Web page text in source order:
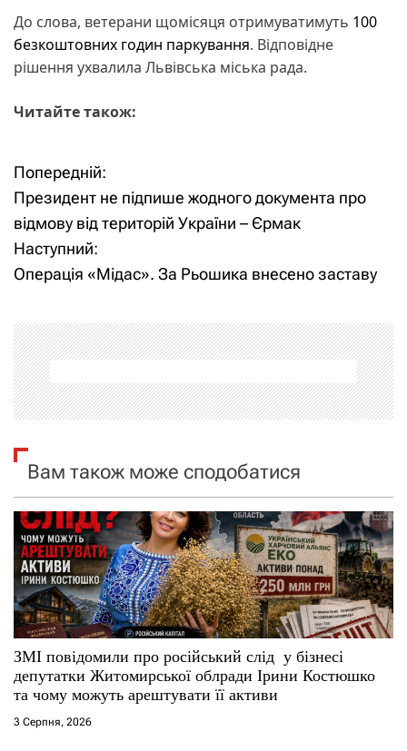
До слова, ветерани щомісяця отримуватимуть 100
безкоштовних годин паркування. Відповідне
рішення ухвалила Львівська міська рада.
Читайте також:
Н
а
в
г
а
ц
і
я
з
а
п
и
с
і
Попередній:
Президент не підпише жодного документа про
відмову від територій України – Єрмак
Наступний:
Операція «Мідас». За Рьошика внесено заставу
Вам також може сподобатися
ЗМІ повідомили про російський слід у бізнесі
депутатки Житомирської облради Ірини Костюшко
та чому можуть арештувати її активи
3 Серпня, 2026